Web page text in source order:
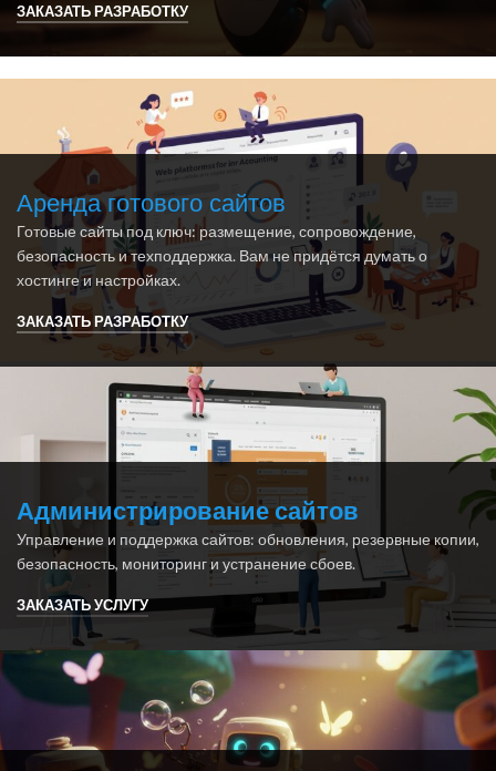
ЗАКАЗАТЬ РАЗРАБОТКУ
Аренда готового сайтов
Готовые сайты под ключ: размещение, сопровождение,
безопасность и техподдержка. Вам не придётся думать о
хостинге и настройках.
ЗАКАЗАТЬ РАЗРАБОТКУ
Администрирование сайтов
Управление и поддержка сайтов: обновления, резервные копии,
безопасность, мониторинг и устранение сбоев.
ЗАКАЗАТЬ УСЛУГУ